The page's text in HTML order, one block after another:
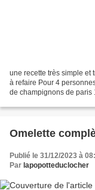
une recette très simple et
à refaire Pour 4
de champignons de paris
Omelette
Publié le 31/12/2023 à
Par lapopotteduclocher